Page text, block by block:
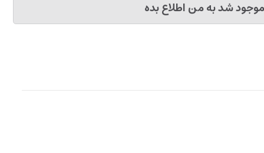
موجود شد به من اطلاع بده